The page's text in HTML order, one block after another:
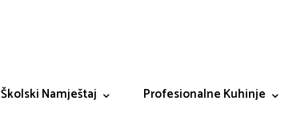
Školski Namještaj Profesionalne Kuhinje